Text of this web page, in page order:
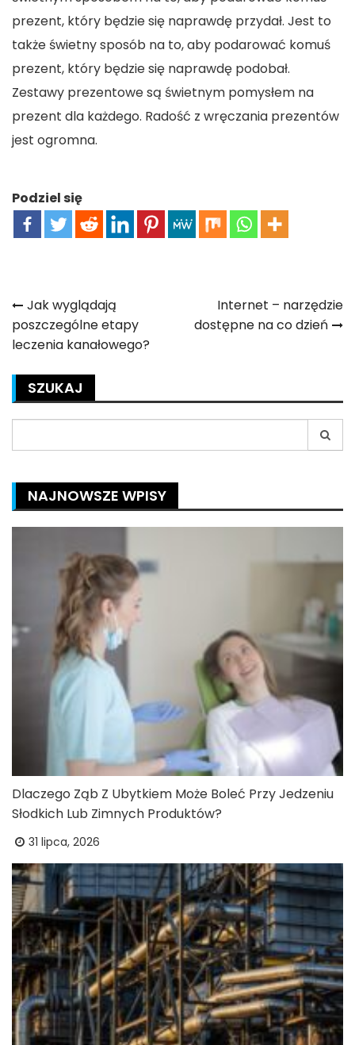
prezent, który będzie się naprawdę przydał. Jest to
także świetny sposób na to, aby podarować komuś
prezent, który będzie się naprawdę podobał.
Zestawy prezentowe są świetnym pomysłem na
prezent dla każdego. Radość z wręczania prezentów
jest ogromna.
Podziel się
Nawigacja
wpisu
Jak wyglądają
poszczególne etapy
leczenia kanałowego?
Internet – narzędzie
dostępne na co dzień
SZUKAJ
for:
NAJNOWSZE WPISY
Dlaczego Ząb Z Ubytkiem Może Boleć Przy Jedzeniu
Słodkich Lub Zimnych Produktów?
31 lipca, 2026